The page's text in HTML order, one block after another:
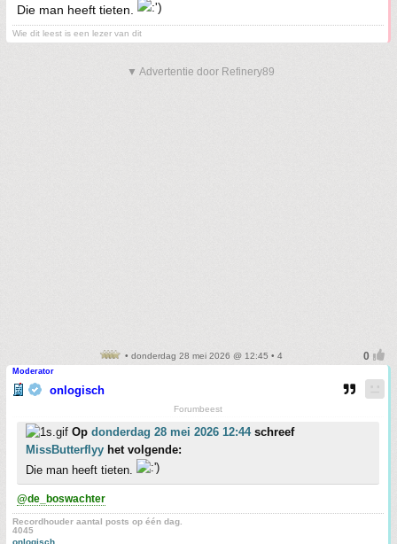
Die man heeft tieten.
Wie dit leest is een lezer van dit
▼ Advertentie door Refinery89
• donderdag 28 mei 2026 @ 12:45 • 4
Moderator
onlogisch
Forumbeest
Op donderdag 28 mei 2026 12:44schreef
MissButterflyy het volgende:
Die man heeft tieten.
@de_boswachter
Recordhouder aantal posts op één dag.
4045
onlogisch